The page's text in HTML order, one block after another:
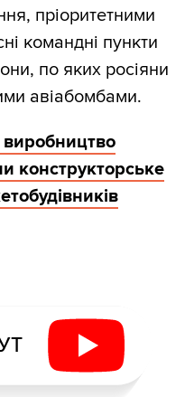
пріоритетними
командні пункти
по яких росіяни
авіабомбами.
конструкторське